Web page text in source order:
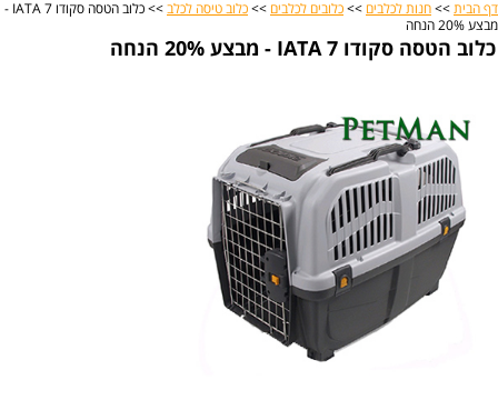
דף הבית >> חנות לכלבים >> כלובים לכלבים >> כלוב טיסה לכלב
>> כלוב הטסה סקודו IATA 7 -
מבצע 20% הנחה
כלוב הטסה סקודו IATA 7 - מבצע 20% הנחה